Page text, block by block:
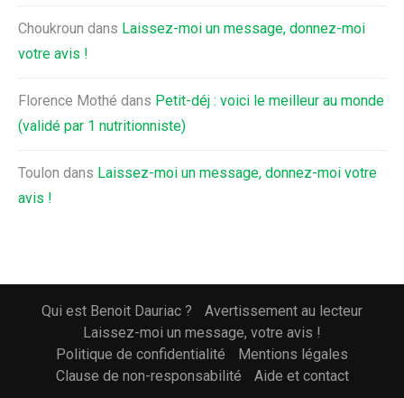
Choukroun dans Laissez-moi un message, donnez-moi
votre avis !
Florence Mothé dans Petit-déj : voici le meilleur au monde
(validé par 1 nutritionniste)
Toulon dans Laissez-moi un message, donnez-moi votre
avis !
Qui est Benoit Dauriac ?
Avertissement au lecteur
Laissez-moi un message, votre avis !
Politique de confidentialité
Mentions légales
Clause de non-responsabilité
Aide et contact